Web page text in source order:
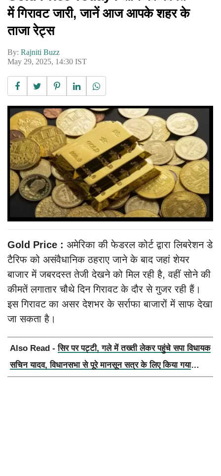
में गिरावट जारी, जानें आज आपके शहर के
ताजा रेट्स
By: Rajniti Buzz
May 29, 2025, 14:30 IST
Gold Price : अमेरिका की फेडरल कोर्ट द्वारा लिबरेशन डे
टैरिफ को असंवैधानिक ठहराए जाने के बाद जहां शेयर
बाजार में जबरदस्त तेजी देखने को मिल रही है, वहीं सोने की
कीमतें लगातार चौथे दिन गिरावट के दौर से गुजर रही हैं।
इस गिरावट का असर देशभर के सर्राफा बाजारों में साफ देखा
जा सकता है।
Also Read -सिर पर पट्टी, गले में तख्ती लेकर पहुंचे सपा विधायक
सचिन यादव, विधानसभा से पूरे मानसून सत्र के लिए किया गया